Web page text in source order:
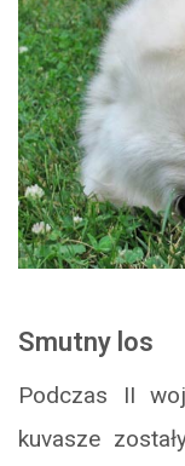
Smutny los
Podczas II
kuvasze